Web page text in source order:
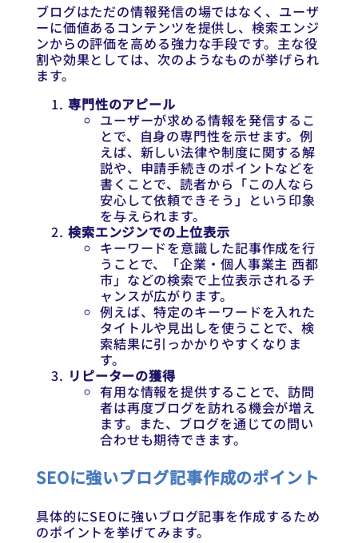
ブログはただの情報発信の場ではなく、ユーザ
ーに価値あるコンテンツを提供し、検索エンジ
ンからの評価を高める強力な手段です。主な役
割や効果としては、次のようなものが挙げられ
ます。
専門性のアピール
ユーザーが求める情報を発信するこ
とで、自身の専門性を示せます。例
えば、新しい法律や制度に関する解
説や、申請手続きのポイントなどを
書くことで、読者から「この人なら
安心して依頼できそう」という印象
を与えられます。
検索エンジンでの上位表示
キーワードを意識した記事作成を行
うことで、「企業・個人事業主 西都
市」などの検索で上位表示されるチ
ャンスが広がります。
例えば、特定のキーワードを入れた
タイトルや見出しを使うことで、検
索結果に引っかかりやすくなりま
す。
リピーターの獲得
有用な情報を提供することで、訪問
者は再度ブログを訪れる機会が増え
ます。また、ブログを通じての問い
合わせも期待できます。
SEOに強いブログ記事作成のポイント
具体的にSEOに強いブログ記事を作成するため
のポイントを挙げてみます。